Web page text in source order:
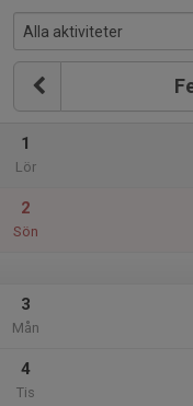
1
Lör
2
Sön
3
Mån
4
Tis